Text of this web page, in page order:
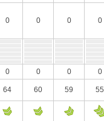
0 0 0 0
0 0 0 0
64 60 59 55